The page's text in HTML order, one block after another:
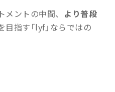
ントの中間、 より普段
目指す「lyf」ならではの